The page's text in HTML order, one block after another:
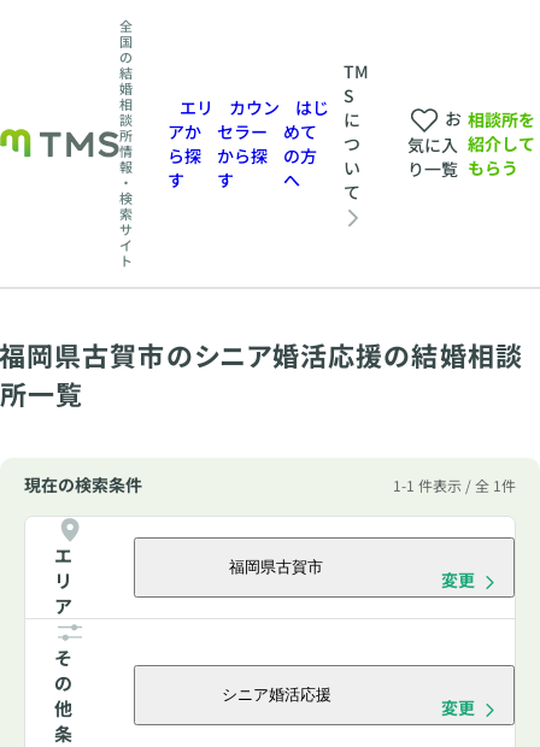
全
国
の
結
婚
相
談
所
情
報
・
検
索
サ
イ
ト
エリ
アか
ら探
す
カウン
セラー
から探
す
はじ
めて
の方
へ
TM
S
に
つ
い
て
お
気に入
り一覧
相談所を
紹介して
もらう
岡県古賀市のシニア婚活応援の結婚相談
所一覧
現在の検索条件 1-1 件表示 / 全 1件
エ
リ
ア
福岡県古賀市
変更
そ
の
他
条
シニア婚活応援
変更